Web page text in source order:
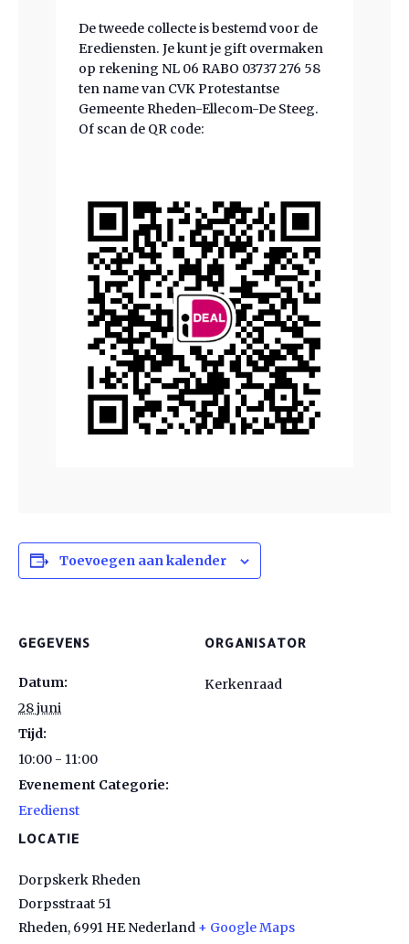
De tweede collecte is bestemd voor de
Erediensten. Je kunt je gift overmaken
op rekening NL 06 RABO 03737 276 58
ten name van CVK Protestantse
Gemeente Rheden-Ellecom-De Steeg.
Of scan de QR code:
Toevoegen aan kalender
GEGEVENS
Datum:
28 juni
Tijd:
10:00 - 11:00
Evenement Categorie:
Eredienst
LOCATIE
Dorpskerk Rheden
Dorpsstraat 51
Rheden, 6991 HE Nederland + Google Maps
ORGANISATOR
Kerkenraad